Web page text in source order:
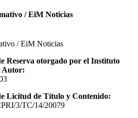
/ EiM Noticias
/ EiM Noticias
Reserva otorgado por el Instituto
Autor:
Licitud de Título y Contenido:
3/TC/14/20079